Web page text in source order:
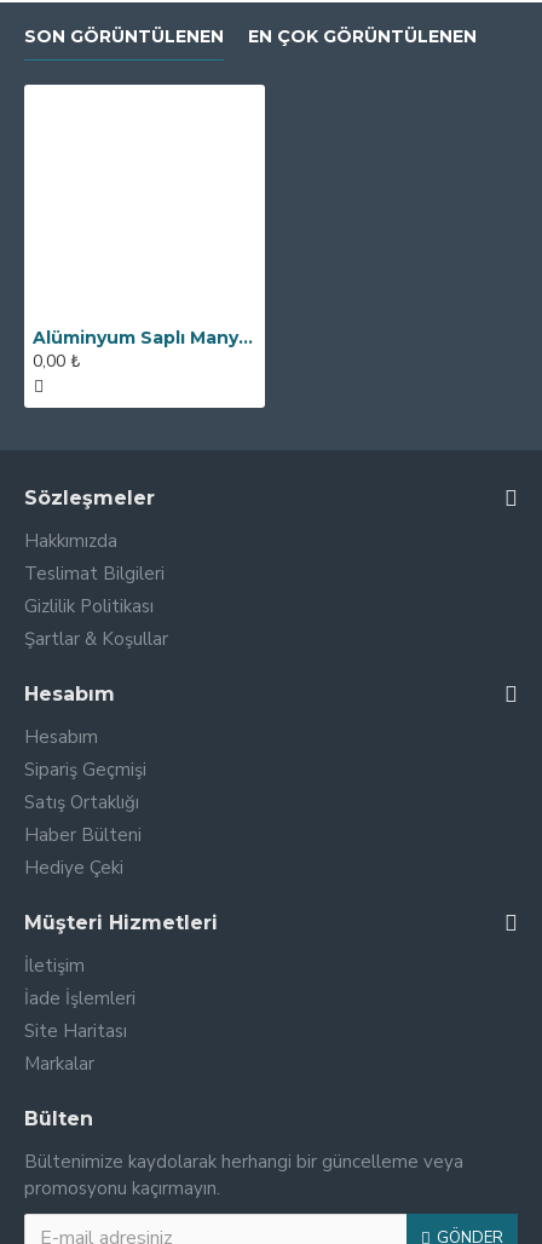
SON GÖRÜNTÜLENEN EN ÇOK GÖRÜNTÜLENEN
Alüminyum Saplı Manyetik Bar Mıknatıs - Ø25x200 mm - 12500 Gauss
0,00 ₺
Sözleşmeler
Hakkımızda
Teslimat Bilgileri
Gizlilik Politikası
Şartlar & Koşullar
Hesabım
Hesabım
Sipariş Geçmişi
Satış Ortaklığı
Haber Bülteni
Hediye Çeki
Müşteri Hizmetleri
İletişim
İade İşlemleri
Site Haritası
Markalar
Bülten
Bültenimize kaydolarak herhangi bir güncelleme veya
promosyonu kaçırmayın.
GÖNDER